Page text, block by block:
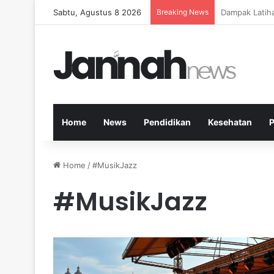
Sabtu, Agustus 8 2026 Breaking News Kesehatan
Home News Pendidikan Kesehatan
Home /#MusikJazz
#MusikJazz